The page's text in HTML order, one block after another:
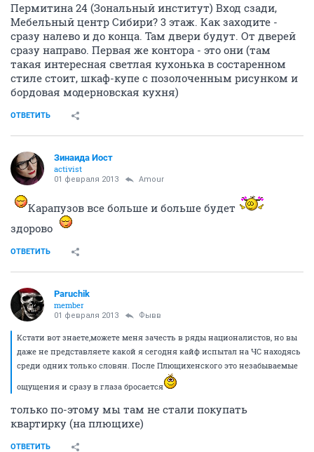
Пермитина 24 (Зональный институт) Вход сзади,
Мебельный центр Сибири? 3 этаж. Как заходите -
сразу налево и до конца. Там двери будут. От дверей
сразу направо. Первая же контора - это они (там
такая интересная светлая кухонька в состаренном
стиле стоит, шкаф-купе с позолоченным рисунком и
бордовая модерновская кухня)
ОТВЕТИТЬ
Зинаида Иост
activist
01 февраля 2013 Аmоur
Карапузов все больше и больше будет
здорово
ОТВЕТИТЬ
Paruchik
member
01 февраля 2013 Фывв
Кстати вот знаете,можете меня зачесть в ряды националистов, но вы
даже не представляете какой я сегодня кайф испытал на ЧС находясь
среди одних только словян. После Плющихенского это незабываемые
ощущения и сразу в глаза бросается
только по-этому мы там не стали покупать
квартирку (на плющихе)
ОТВЕТИТЬ